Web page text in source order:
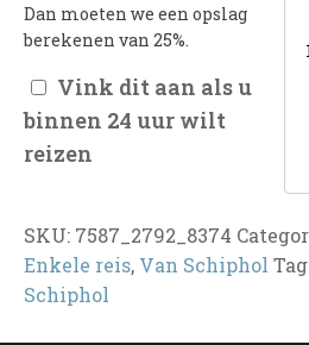
Dan moeten we een opslag
berekenen van 25%.
Vink dit aan als u
binnen 24 uur wilt
reizen
SKU: 7587_2792_8374
Enkele reis, Van Schiphol
Schiphol